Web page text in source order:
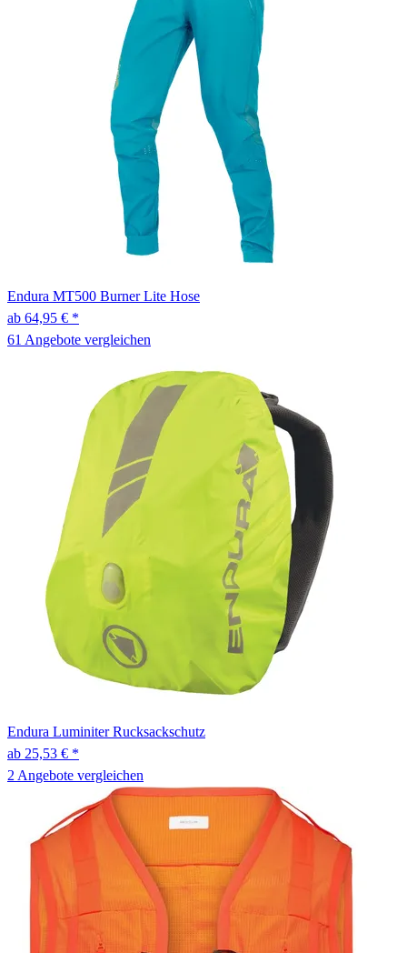
Endura MT500 Burner Lite Hose
ab 64,95 € *
61 Angebote vergleichen
Endura Luminiter Rucksackschutz
ab 25,53 € *
2 Angebote vergleichen